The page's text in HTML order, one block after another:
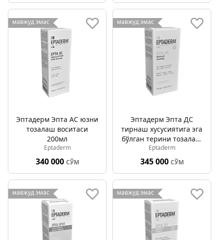
мавжуд эмас
Эптадерм Эпта АC юзни
тозалаш воситаси
200мл
Eptaderm
340 000 СЎМ
мавжуд эмас
Эптадерм Эпта ДС
тирнаш хусусиятига эга
бўлган терини тозалаш
воситаси 150мл
Eptaderm
345 000 СЎМ
мавжуд эмас мавжуд эмас